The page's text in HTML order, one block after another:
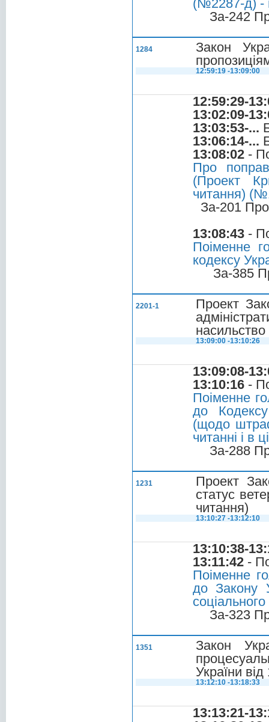
(№2287-д) -
За-242
1284
Закон
12:59:19 -13:09:00
12:59:29-
13:02:09-
13:03:53-...
13:06:14-...
13:08:02 -
Про
(Проект
читання)
За-201
13:08:43 -
Поіменне
кодексу
За-385
2201-1
Проект
насильство
13:09:00 -13:10:26
13:09:08-
13:10:16 -
Поіменне
до
(щодо
читанні і в
За-288
1231
Проект
статус
читання)
13:10:27 -13:12:10
13:10:38-
13:11:42 -
Поіменне
до Закону
За-323
1351
Закон
України
13:12:10 -13:18:33
13:13:21-